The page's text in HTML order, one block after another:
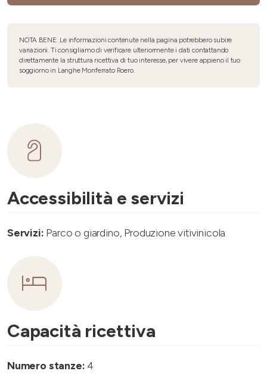
NOTA BENE: Le informazioni contenute nella pagina potrebbero subire
variazioni. Ti consigliamo di verificare ulteriormente i dati contattando
direttamente la struttura ricettiva di tuo interesse, per vivere appieno il tuo
soggiorno in Langhe Monferrato Roero.
Accessibilità e servizi
Servizi: Parco o giardino, Produzione vitivinicola
Capacità ricettiva
Numero stanze: 4